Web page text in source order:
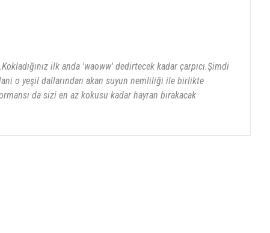
ilk anda 'waoww' dedirtecek kadar çarpıcı.Şimdi
o yeşil dallarından akan suyun nemliliği ile birlikte
da sizi en az kokusu kadar hayran bırakacak